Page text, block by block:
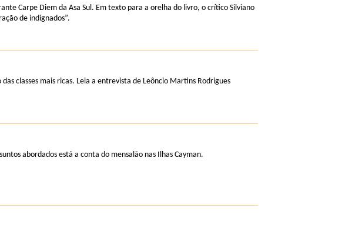
Carpe Diem da Asa Sul. Em texto para a orelha do livro, o crítico Silviano
de indignados”.
classes mais ricas. Leia a entrevista de Leôncio Martins Rodrigues
abordados está a conta do mensalão nas Ilhas Cayman.